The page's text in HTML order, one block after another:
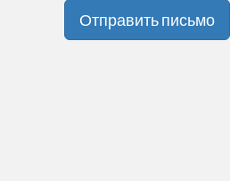
Отправить письмо